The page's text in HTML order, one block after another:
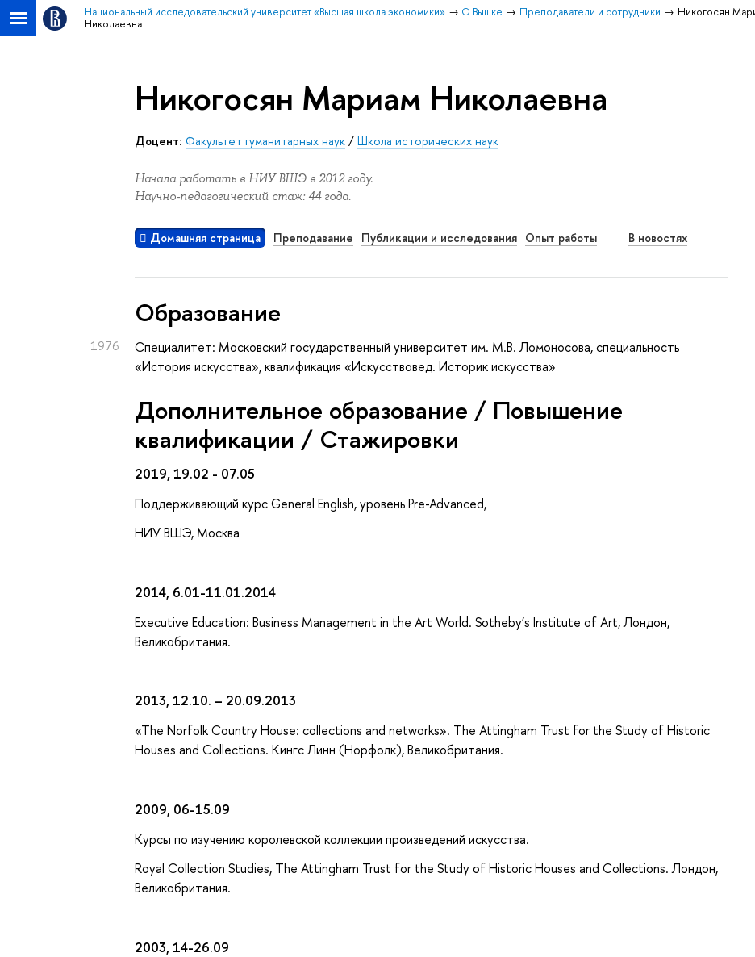
Национальный исследовательский университет «Высшая школа экономики» О Вышке Преподаватели и сотрудники
Никогосян
Николаевна
Никогосян Мариам Николаевна
Доцент: Факультет гуманитарных наук /Школа исторических наук
Начала работать в НИУ ВШЭ в 2012 году.
Научно-педагогический стаж: 44 года.
Домашняя страница Преподавание Публикации и исследования Опыт работы В новостях
Oбразование
1976
Специалитет: Московский государственный университет им. М.В. Ломоносова, специальность
«История искусства», квалификация «Искусствовед. Историк искусства»
Дополнительное образование / Повышение
квалификации / Стажировки
2019, 19.02 - 07.05
Поддерживающий курс General English, уровень Pre-Advanced,
НИУ ВШЭ, Москва
2014, 6.01-11.01.2014
Executive Education: Business Management in the Art World. Sotheby’s Institute of Art, Лондон,
Великобритания.
2013, 12.10. – 20.09.2013
«The Norfolk Country House: collections and networks». The Attingham Trust for the Study of Historic
Houses and Collections. Кингс Линн (Норфолк), Великобритания.
2009, 06-15.09
Курсы по изучению королевской коллекции произведений искусства.
Royal Collection Studies, The Attingham Trust for the Study of Historic Houses and Collections. Лондон,
Великобритания.
2003, 14-26.09